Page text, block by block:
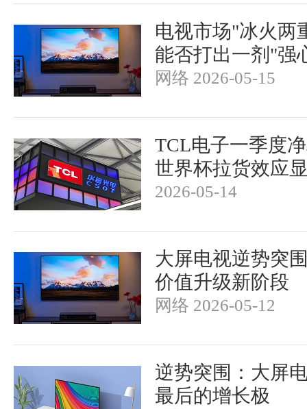
电视市场"冰火两
能否打出一剂"强
网络 2026-05-15
TCL电子一季度
世界杯拉货效应
2026-05-14
大屏电视逆势突
价值升级新阶段
网络 2026-05-12
逆势突围：大屏
最后的增长极